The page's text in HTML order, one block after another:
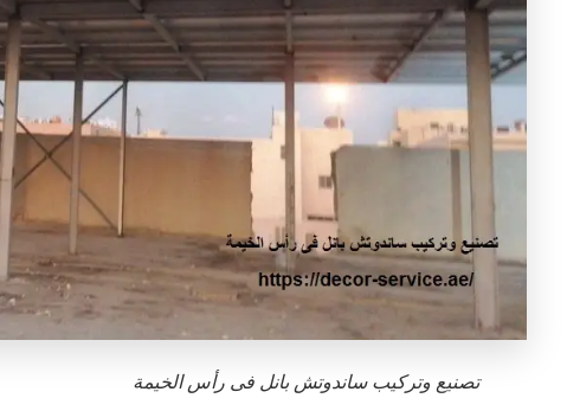
تصنيع وتركيب ساندوتش بانل فى رأس الخيمة